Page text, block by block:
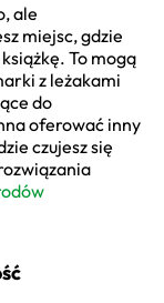
ale
miejsc, gdzie
To mogą
z leżakami
do
oferować inny
czujesz się